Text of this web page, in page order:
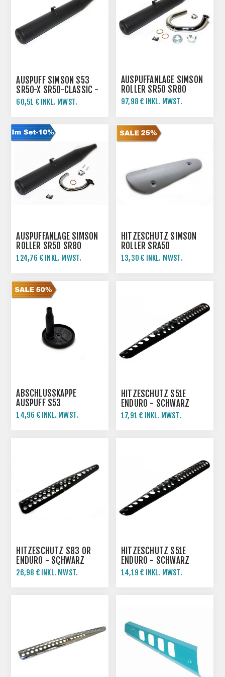
AUSPUFF SIMSON S53
SR50-X SR50-CLASSIC -
SCHWARZ MATT KURZE
AUSFÜHRUNG
60,51 € INKL. MWST.
AUSPUFFANLAGE SIMSON
ROLLER SR50 SR80
97,98 € INKL. MWST.
AUSPUFFANLAGE SIMSON
ROLLER SR50 SR80
124,76 € INKL. MWST.
HITZESCHUTZ SIMSON
ROLLER SRA50
13,30 € INKL. MWST.
ABSCHLUSSKAPPE A
USPUFF S53
14,96 € INKL. MWST.
HITZESCHUTZ S51E
ENDURO - SCHWARZ
17,91 € INKL. MWST.
HITZESCHUTZ S83 OR
ENDURO - SCHWARZ
KURZE AUSFÜHRUNG
26,98 € INKL. MWST.
HITZESCHUTZ S51E
ENDURO - SCHWARZ
14,19 € INKL. MWST.